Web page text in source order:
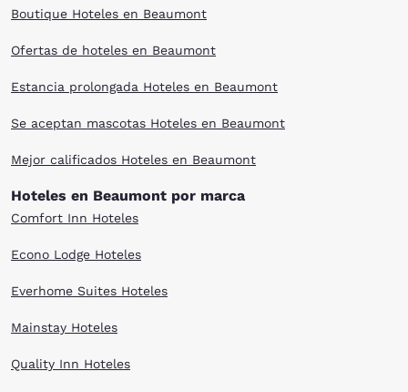
Boutique Hoteles en Beaumont
Ofertas de hoteles en Beaumont
Estancia prolongada Hoteles en Beaumont
Se aceptan mascotas Hoteles en Beaumont
Mejor calificados Hoteles en Beaumont
Hoteles en Beaumont por marca
Comfort Inn Hoteles
Econo Lodge Hoteles
Everhome Suites Hoteles
Mainstay Hoteles
Quality Inn Hoteles